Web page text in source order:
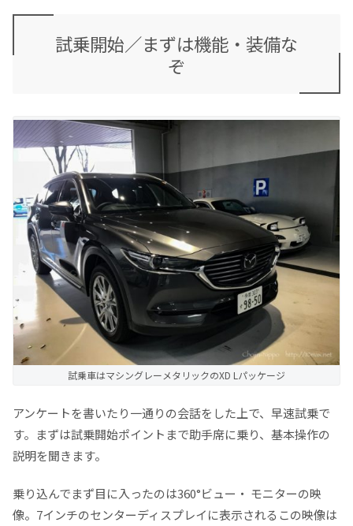
試乗開始／まずは機能・装備な
ぞ
試乗車はマシングレーメタリックのXD Lパッケージ
アンケートを書いたり一通りの会話をした上で、早速試乗で
す。まずは試乗開始ポイントまで助手席に乗り、基本操作の
説明を聞きます。
乗り込んでまず目に入ったのは360°ビュー・ モニターの映
像。7インチのセンターディスプレイに表示されるこの映像は